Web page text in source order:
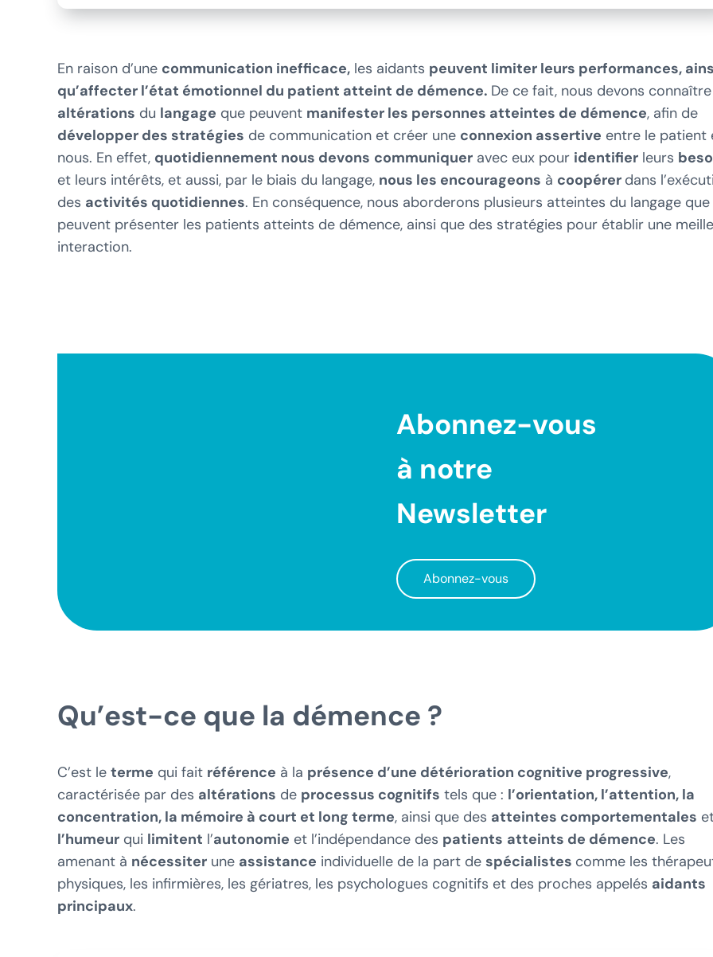
En raison d’une communication inefficace, les aidants peuvent limiter leurs performances,
qu’affecter l’état émotionnel du patient atteint de démence. De ce fait, nous devons
altérations du langage que peuvent manifester les personnes atteintes de démence, afin de
développer des stratégies de communication et créer une connexion assertive entre le patient
nous. En effet, quotidiennement nous devons communiquer avec eux pour identifier leurs
et leurs intérêts, et aussi, par le biais du langage, nous les encourageons à coopérer dans
des activités quotidiennes. En conséquence, nous aborderons plusieurs atteintes du langage que
peuvent présenter les patients atteints de démence, ainsi que des stratégies pour établir une
interaction.
Abonnez-vous
à notre
Newsletter
Abonnez-vous
Qu’est-ce que la démence ?
C’est le terme qui fait référence à la présence d’une détérioration cognitive progressive,
caractérisée par des altérations de processus cognitifs tels que : l’orientation, l’attention, la
concentration, la mémoire à court et long terme, ainsi que des atteintes comportementales
l’humeur qui limitent l’autonomie et l’indépendance des patients atteints de démence. Les
amenant à nécessiter une assistance individuelle de la part de spécialistes comme les
physiques, les infirmières, les gériatres, les psychologues cognitifs et des proches appelés aidants
principaux.